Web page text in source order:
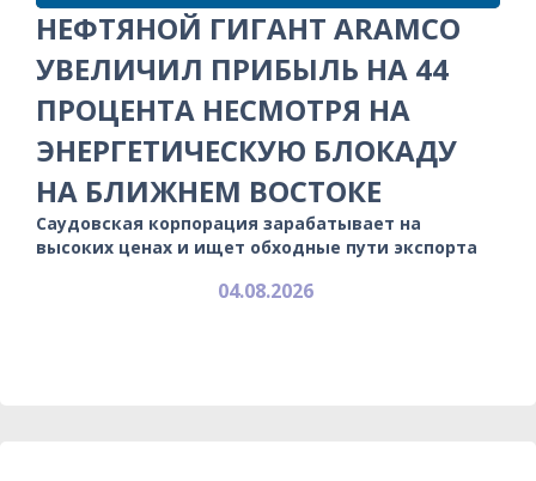
НЕФТЯНОЙ ГИГАНТ ARAMCO
УВЕЛИЧИЛ ПРИБЫЛЬ НА 44
ПРОЦЕНТА НЕСМОТРЯ НА
ЭНЕРГЕТИЧЕСКУЮ БЛОКАДУ
НА БЛИЖНЕМ ВОСТОКЕ
Саудовская корпорация зарабатывает на
высоких ценах и ищет обходные пути экспорта
04.08.2026